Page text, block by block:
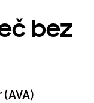
bez